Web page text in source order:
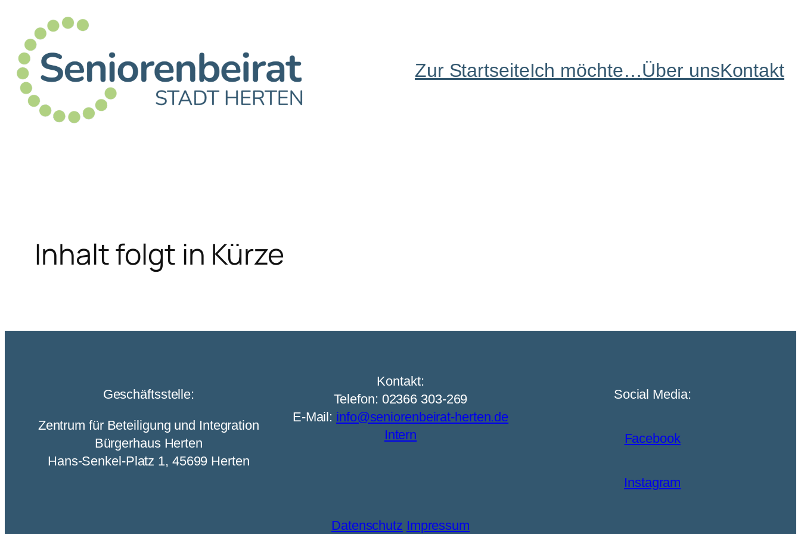
Zur StartseiteIch möchte…Über unsKontakt
Inhalt folgt in Kürze
Geschäftsstelle:
Zentrum für Beteiligung und Integration
Bürgerhaus Herten
Hans-Senkel-Platz 1, 45699 Herten
Kontakt:
Telefon: 02366 303-269
E-Mail: info@seniorenbeirat-herten.de
Intern
Social Media:
Facebook
Instagram
Datenschutz Impressum